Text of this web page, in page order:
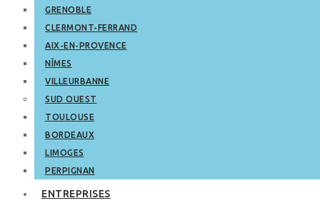
GRENOBLE
CLERMONT-FERRAND
AIX-EN-PROVENCE
NÎMES
VILLEURBANNE
SUD OUEST
TOULOUSE
BORDEAUX
LIMOGES
PERPIGNAN
ENTREPRISES